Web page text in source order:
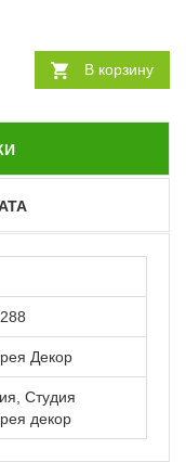
В корзину
Декор
Студия
декор